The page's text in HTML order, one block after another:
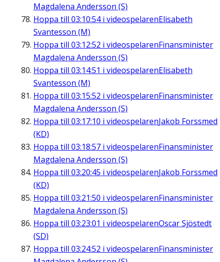
Magdalena Andersson (S)
Hoppa till 03:10:54i videospelarenElisabeth
Svantesson (M)
Hoppa till 03:12:52 i videospelarenFinansminister
Magdalena Andersson (S)
Hoppa till 03:14:51 i videospelarenElisabeth
Svantesson (M)
Hoppa till 03:15:52 i videospelarenFinansminister
Magdalena Andersson (S)
Hoppa till 03:17:10 i videospelarenJakob Forssmed
(KD)
Hoppa till 03:18:57 i videospelarenFinansminister
Magdalena Andersson (S)
Hoppa till 03:20:45 i videospelarenJakob Forssmed
(KD)
Hoppa till 03:21:50 i videospelarenFinansminister
Magdalena Andersson (S)
Hoppa till 03:23:01 i videospelarenOscar Sjöstedt
(SD)
Hoppa till 03:24:52 i videospelarenFinansminister